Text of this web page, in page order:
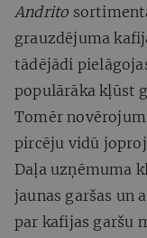
Andrito
grauzdējuma
tādējādi
populārāka kļūst
Tomēr
pircēju vidū
Daļa uzņēmuma
jaunas garšas un
par kafijas garšu